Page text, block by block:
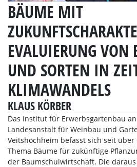
BÄUME MIT
EVALUIERUNG VON
UND SORTEN IN
KLIMAWANDELS
KLAUS KÖRBER
Das Institut für Erwerbsgartenbau
Landesanstalt für Weinbau und
Veitshöchheim befasst sich seit über
Thema Bäume für zukünftige
der Baumschulwirtschaft. Die